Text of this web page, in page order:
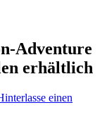
Adventure
erhältlich
einen